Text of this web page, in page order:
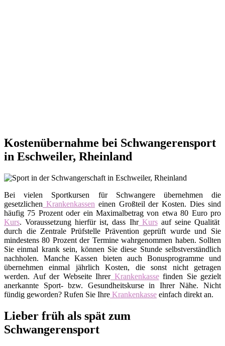
Kostenübernahme bei Schwangerensport
in Eschweiler, Rheinland
Bei vielen Sportkursen für Schwangere übernehmen die
gesetzlichen Krankenkassen einen Großteil der Kosten. Dies sind
häufig 75 Prozent oder ein Maximalbetrag von etwa 80 Euro pro
Kurs. Voraussetzung hierfür ist, dass IhrKursauf seine Qualität
durch die Zentrale Prüfstelle Prävention geprüft wurde und Sie
mindestens 80 Prozent der Termine wahrgenommen haben. Sollten
Sie einmal krank sein, können Sie diese Stunde selbstverständlich
nachholen. Manche Kassen bieten auch Bonusprogramme und
übernehmen einmal jährlich Kosten, die sonst nicht getragen
werden. Auf der Webseite IhrerKrankenkassefinden Sie gezielt
anerkannte Sport- bzw. Gesundheitskurse in Ihrer Nähe. Nicht
fündig geworden? Rufen Sie Ihre Krankenkasse einfach direkt an.
Lieber früh als spät zum
Schwangerensport